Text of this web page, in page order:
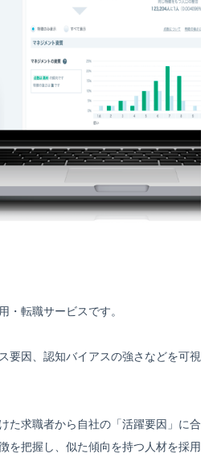
・転職サービスです。
要因、認知バイアスの強さなどを可視
た求職者から自社の「活躍要因」に合
を把握し、似た傾向を持つ人材を採用